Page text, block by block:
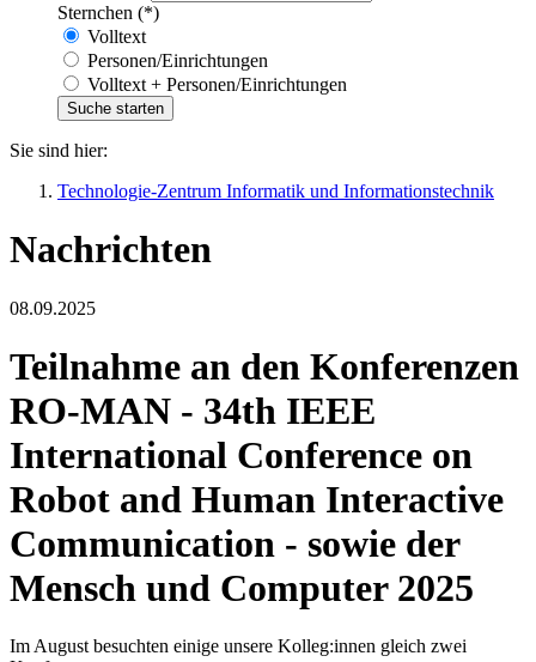
Sternchen (*)
Volltext
Personen/Einrichtungen
Volltext + Personen/Einrichtungen
Sie sind hier:
Technologie-Zentrum Informatik und Informationstechnik
Nachrichten
08.09.2025
Teilnahme an den Konferenzen
RO-MAN - 34th IEEE
International Conference on
Robot and Human Interactive
Communication - sowie der
Mensch und Computer 2025
Im August besuchten einige unsere Kolleg:innen gleich zwei